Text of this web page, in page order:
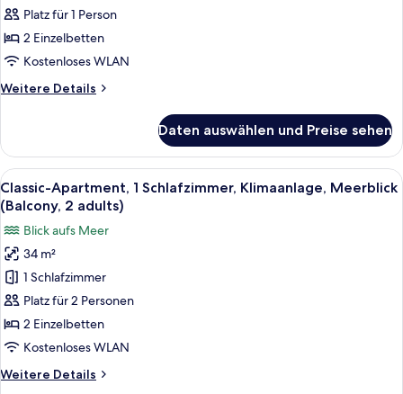
Schlafzimmer,
Klimaanlage,
Meerblick
1
Platz für 1 Person
2 Einzelbetten
Kostenloses WLAN
Weitere Details
Weitere
Apartment,
Schlafzimmer,
Klimaanlage,
Meerblick
(Balcony,
adult)
Daten auswählen und Preise sehen
Alle
Fotos
für
Classic-
Apartment,
Schlafzimmer,
Klimaanlage,
Meerblick
2
Zimmersafe, kostenloses WLAN,
14
Classic-Apartment, 1 Schlafzimmer, Klimaanlage, Meerblick
(Balcony, 2 adults)
Blick aufs Meer
34 m²
1 Schlafzimmer
Platz für 2 Personen
2 Einzelbetten
Kostenloses WLAN
Weitere Details
Weitere